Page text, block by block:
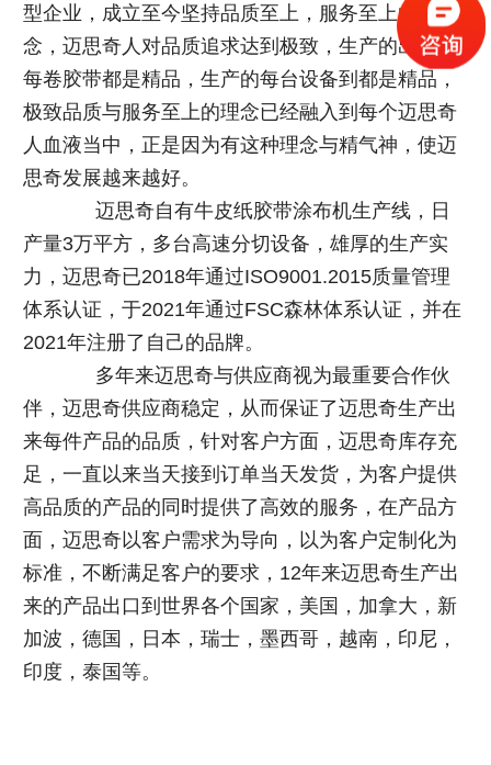
型企业，成立至今坚持品质至上，服务至上的理
念，迈思奇人对品质追求达到极致，生产的出来的
每卷胶带都是精品，生产的每台设备到都是精品，
极致品质与服务至上的理念已经融入到每个迈思奇
人血液当中，正是因为有这种理念与精气神，使迈
思奇发展越来越好。
迈思奇自有牛皮纸胶带涂布机生产线，日
产量3万平方，多台高速分切设备，雄厚的生产实
力，迈思奇已2018年通过ISO9001.2015质量管理
体系认证，于2021年通过FSC森林体系认证，并在
2021年注册了自己的品牌。
多年来迈思奇与供应商视为最重要合作伙
伴，迈思奇供应商稳定，从而保证了迈思奇生产出
来每件产品的品质，针对客户方面，迈思奇库存充
足，一直以来当天接到订单当天发货，为客户提供
高品质的产品的同时提供了高效的服务，在产品方
面，迈思奇以客户需求为导向，以为客户定制化为
标准，不断满足客户的要求，12年来迈思奇生产出
来的产品出口到世界各个国家，美国，加拿大，新
加波，德国，日本，瑞士，墨西哥，越南，印尼，
印度，泰国等。